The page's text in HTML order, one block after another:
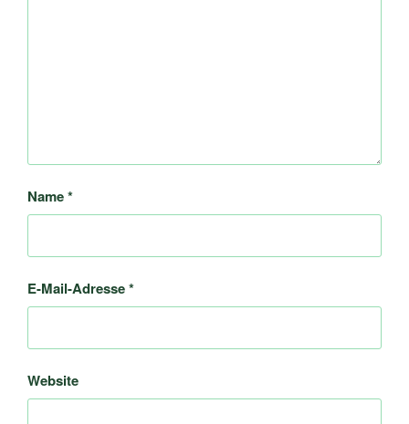
Name*
E-Mail-Adresse*
Website